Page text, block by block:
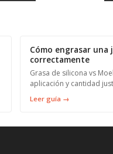
Cómo engrasar
correctamente
Grasa de silicona vs
aplicación y cantidad
Leer guía →